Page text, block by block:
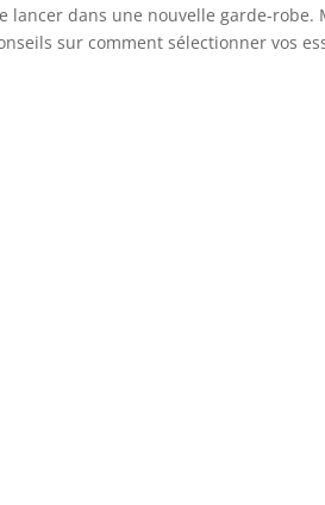
dans une nouvelle garde-robe.
sur comment sélectionner vos